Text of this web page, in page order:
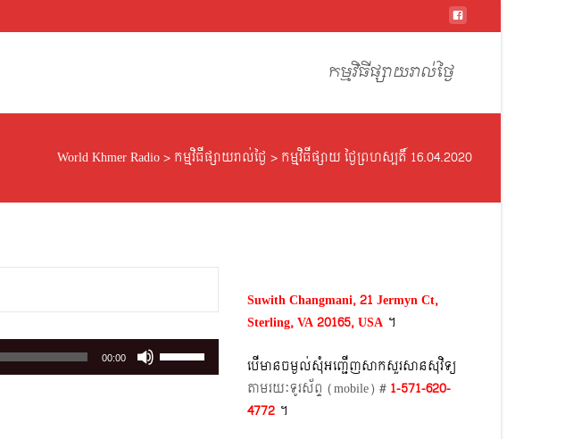
content
កម្មវិធីផ្សាយរាល់ថ្ងៃ
World Khmer Radio> កម្មវិធីផ្សាយរាល់ថ្ងៃ > កម្មវិធីផ្សាយ ថ្ងៃព្រហស្បតិ៍ 16.04.2020
00:00
Suwith Changmani, 21 Jermyn Ct,
Sterling, VA 20165, USA ។​
បើមានចម្ងល់​សុំអញ្ជើញសាកសួរសានសុវិទ្យ
តាមរយៈទូរស័ព្ទ​ (mobile)​ # 1-571-620-
4772​ ។